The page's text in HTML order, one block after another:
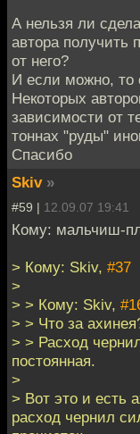
А нельзя ли
автора получить
от него?
И если можно, то
Некоторых
зависимости от
тоннах "руды"
Спасибо
Skiv »
#59 | 12.09.07 19:41
Кому: мальчиш-
> Кому: Skiv, #37
>
> > Кому: Skiv,
> > Что за
> > Расход
постоянная.
>
> Вот это и есть
расход чернил